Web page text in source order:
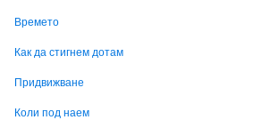
Времето
Как да стигнем дотам
Придвижване
Коли под наем